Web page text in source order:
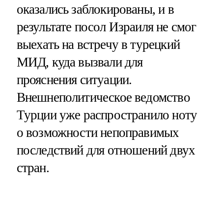
оказались заблокированы, и в
результате посол Израиля не смог
выехать на встречу в турецкий
МИД, куда вызвали для
прояснения ситуации.
Внешнеполитическое ведомство
Турции уже распространило ноту
о возможности непоправимых
последствий для отношений двух
стран.